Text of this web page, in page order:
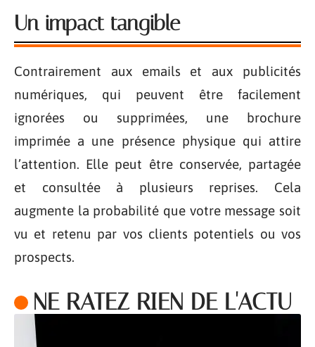
Un impact tangible
Contrairement aux emails et aux publicités
numériques, qui peuvent être facilement
ignorées ou supprimées, une brochure
imprimée a une présence physique qui attire
l’attention. Elle peut être conservée, partagée
et consultée à plusieurs reprises. Cela
augmente la probabilité que votre message soit
vu et retenu par vos clients potentiels ou vos
prospects.
NE RATEZ RIEN DE L'ACTU